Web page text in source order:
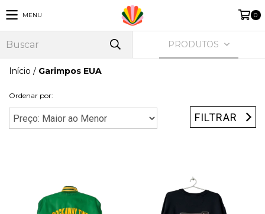
MENU 0
PRODUTOS
Início / Garimpos EUA
Ordenar por:
FILTRAR